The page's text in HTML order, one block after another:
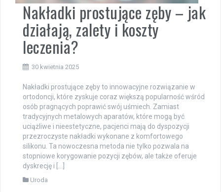
Nakładki prostujące zęby – jak
działają, zalety i koszty
leczenia?
30 kwietnia 2025
Nakładki prostujące zęby to innowacyjne rozwiązanie w
ortodoncji, które zyskuje coraz większą popularność wśród
osób pragnących poprawić swój uśmiech. Zamiast
tradycyjnych metalowych aparatów, które mogą być
uciążliwe i nieestetyczne, pacjenci mają do dyspozycji
przezroczyste nakładki wykonane z komfortowego
silikonu. Ta nowoczesna metoda nie tylko pozwala na
stopniowe korygowanie pozycji zębów, ale także oferuje
dyskrecję i […]
Uroda